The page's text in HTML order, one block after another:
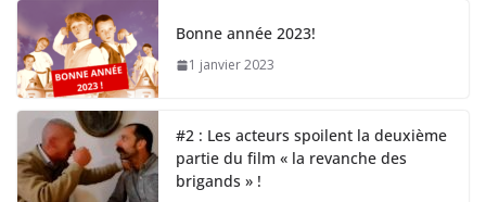
Bonne année 2023!
1 janvier 2023
#2 : Les acteurs spoilent la deuxième
partie du film « la revanche des
brigands » !